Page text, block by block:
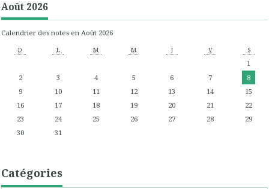
Août 2026
Calendrier des notes en Août 2026
D L M M J V S
1
2
3 4 5 6 7
8
9
10 11 12 13 14
15
16
17 18 19 20 21
22
23
24 25 26 27 28
29
30
31
Catégories